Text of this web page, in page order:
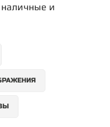
наличные и